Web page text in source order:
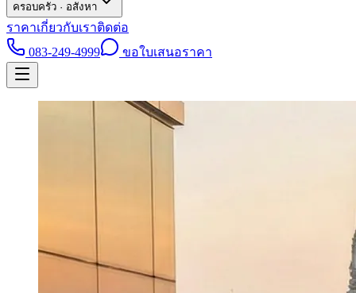
ครอบครัว · อสังหา
ราคาเกี่ยวกับเราติดต่อ
083-249-4999
ขอใบเสนอราคา